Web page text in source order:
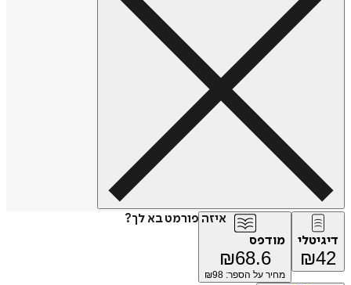
איזה פורמט בא לך?
דיגיטלי
₪42
מודפס
₪68.6
מחיר על הספר: ₪ 98